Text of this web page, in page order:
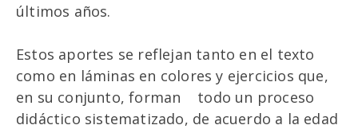
últimos años.
Estos aportes se reflejan tanto en el texto
como en láminas en colores y ejercicios que,
en su conjunto, forman todo un proceso
didáctico sistematizado, de acuerdo a la edad